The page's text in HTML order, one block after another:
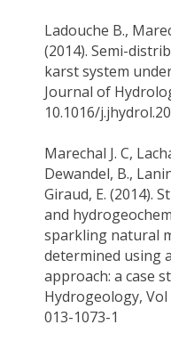
Ladouche B.,
(2014). Semi-
karst system
Journal of
10.1016/
Marechal J. C,
Dewandel, B.,
Giraud, E. (2014).
and
sparkling natural
determined using
approach: a case
Hydrogeology, Vol
013-1073-1